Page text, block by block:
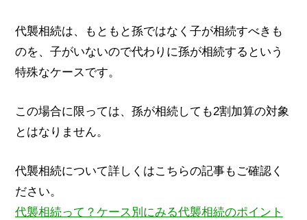
代襲相続は、もともと孫ではなく子が相続すべきも
のを、子がいないので代わりに孫が相続するという
特殊なケースです。
この場合に限っては、孫が相続しても2割加算の対象
とはなりません。
代襲相続について詳しくはこちらの記事もご確認く
ださい。
代襲相続って？ケース別にみる代襲相続のポイント